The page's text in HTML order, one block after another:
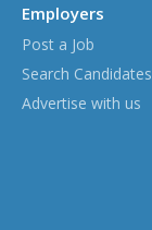
Employers
Post a Job
Search Candidates
Advertise with us